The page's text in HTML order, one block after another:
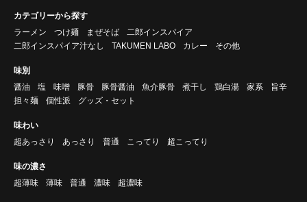
カテゴリーから探す
ラーメン
つけ麺 まぜそば
二郎インスパイア
二郎インスパイア汁なし
TAKUMEN LABO カレー その他
味別
醤油
塩 味噌 豚骨 豚骨醤油 魚介豚骨 煮干し 鶏白湯 家系
旨辛
担々麺
個性派 グッズ・セット
味わい
超あっさり
あっさり 普通 こってり 超こってり
味の濃さ
超薄味
薄味 普通 濃味 超濃味